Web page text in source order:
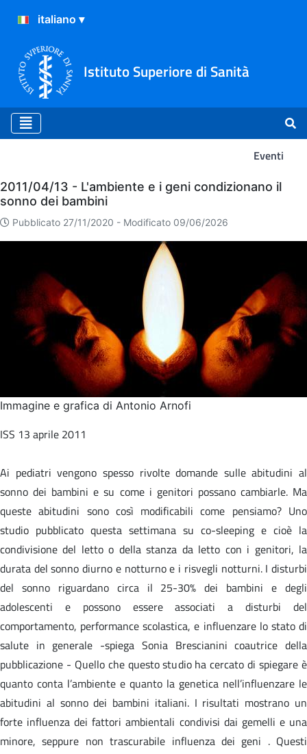
Istituto Superiore di Sanità
Eventi
Eventi
2011/04/13 - L'ambiente e i geni condizionano il
sonno dei bambini
Pubblicato 27/11/2020 - Modificato 09/06/2026
Immagine e grafica di Antonio Arnofi
ISS 13 aprile 2011
Ai pediatri vengono spesso rivolte domande sulle abitudini al
sonno dei bambini e su come i genitori possano cambiarle. Ma
queste abitudini sono così modificabili come pensiamo? Uno
studio pubblicato questa settimana su co-sleeping e cioè la
condivisione del letto o della stanza da letto con i genitori, la
durata del sonno diurno e notturno e i risvegli notturni. I disturbi
del sonno riguardano circa il 25-30% dei bambini e degli
adolescenti e possono essere associati a disturbi del
comportamento, performance scolastica, e influenzare lo stato di
salute in generale -spiega Sonia Brescianini coautrice della
pubblicazione - Quello che questo studio ha cercato di spiegare è
quanto conta l’ambiente e quanto la genetica nell’influenzare le
abitudini al sonno dei bambini italiani. I risultati mostrano un
forte influenza dei fattori ambientali condivisi dai gemelli e una
minore, seppure non trascurabile influenza dei geni . Questi